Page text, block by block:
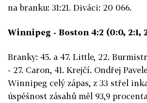
na branku: 31:21. Diváci: 20 066.
Winnipeg - Boston 4:2 (0:0, 2:1,
Branky: 45. a 47. Little, 22.
- 27. Caron, 41. Krejčí. Ondřej
Winnipeg celý zápas, z 33 střel
úspěšnost zásahů měl 93,9